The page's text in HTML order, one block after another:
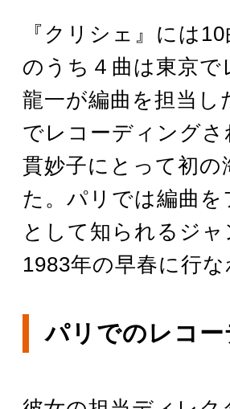
『クリシェ』には
のうち４曲は東京
龍一が編曲を担当
でレコーディング
貫妙子にとって初
た。パリでは編曲
として知られるジ
1983年の早春に行な
パリでのレコ